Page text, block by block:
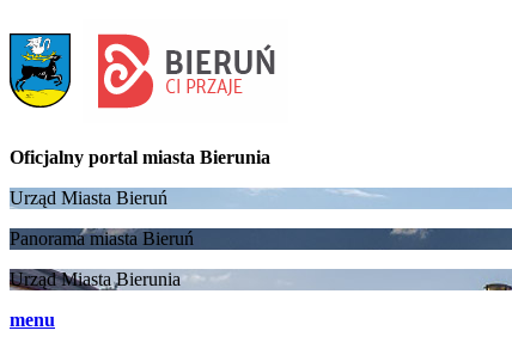
Oficjalny portal miasta Bierunia
Urząd Miasta Bieruń
Panorama miasta Bieruń
Urząd Miasta Bierunia
menu